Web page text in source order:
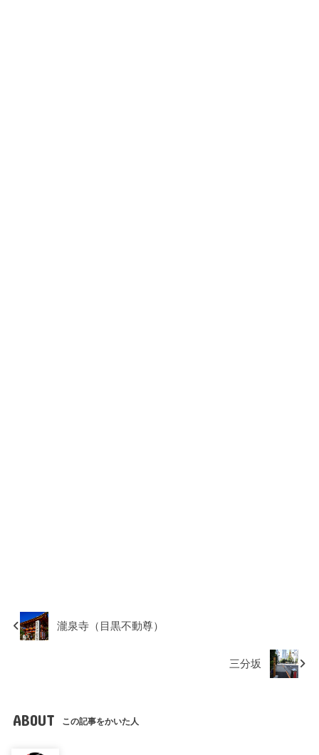
瀧泉寺（目黒不動尊）
三分坂
ABOUT この記事をかいた人